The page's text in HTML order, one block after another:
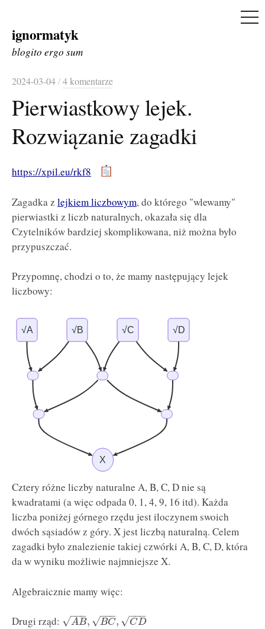
Skip
to
ignormatyk
blogito ergo sum
2024-03-04/4 komentarze
Pierwiastkowy lejek.
Rozwiązanie zagadki
https://xpil.eu/rkf8
Zagadka z lejkiem liczbowym, do którego "wlewamy"
pierwiastki z liczb naturalnych, okazała się dla
Czytelników bardziej skomplikowana, niż można było
przypuszczać.
Przypomnę, chodzi o to, że mamy następujący lejek
liczbowy:
X
√A √B √C √D
Cztery różne liczby naturalne A, B, C, D nie są
kwadratami (a więc odpada 0, 1, 4, 9, 16 itd). Każda
liczba poniżej górnego rzędu jest iloczynem swoich
dwóch sąsiadów z góry. X jest liczbą naturalną. Celem
zagadki było znalezienie takiej czwórki A, B, C, D, która
da w wyniku możliwie najmniejsze X.
Algebraicznie mamy więc:
Drugi rząd: AB
−−
−
√ , BC
−−
−
√ , CD
−−
−
√